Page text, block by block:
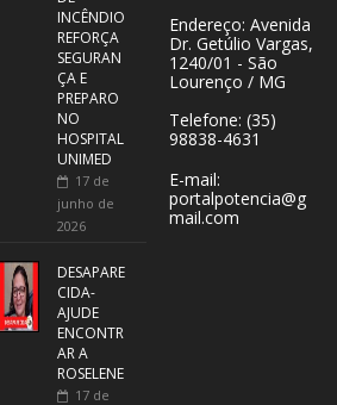
INCÊNDIO
REFORÇA
SEGURAN
ÇA E
PREPARO
NO
HOSPITAL
UNIMED
17 de
junho de
2026
DESAPARE
CIDA-
AJUDE
ENCONTR
AR A
ROSELENE
17 de
Endereço: Avenida
Dr. Getúlio Vargas,
1240/01 - São
Lourenço / MG
Telefone: (35)
98838-4631
E-mail:
portalpotencia@g
mail.com